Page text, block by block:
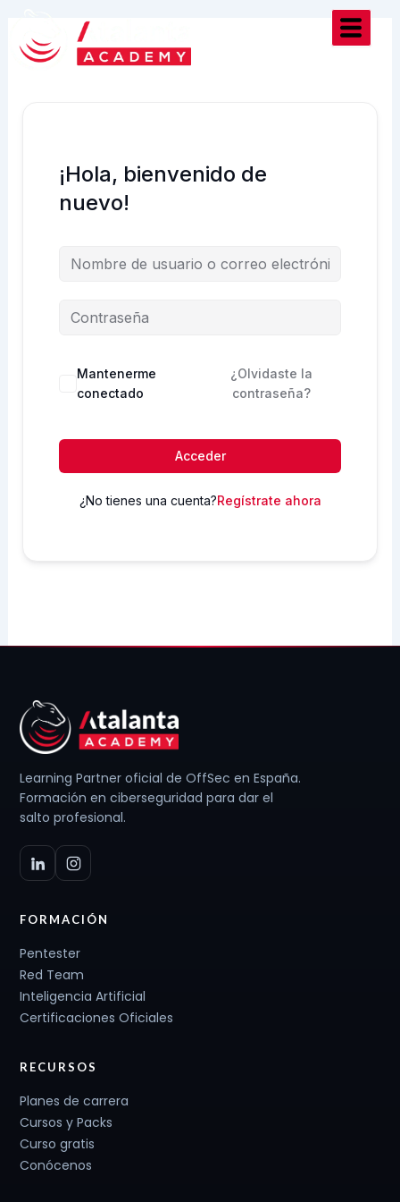
contenido
¡Hola, bienvenido de
nuevo!
Mantenerme
conectado
¿Olvidaste la
contraseña?
Acceder
¿No tienes una cuenta?Regístrate ahora
Learning Partner oficial de OffSec en España.
Formación en ciberseguridad para dar el
salto profesional.
FORMACIÓN
Pentester
Red Team
Inteligencia Artificial
Certificaciones Oficiales
RECURSOS
Planes de carrera
Cursos y Packs
Curso gratis
Conócenos